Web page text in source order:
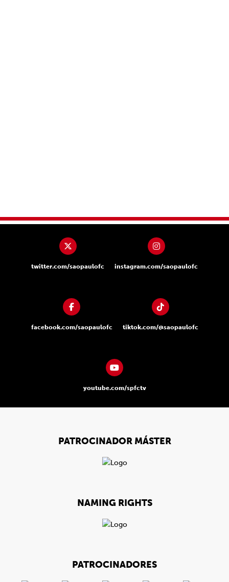
twitter.com/saopaulofc instagram.com/saopaulofc
facebook.com/saopaulofc tiktok.com/@saopaulofc
youtube.com/spfctv
PATROCINADOR MÁSTER
NAMING RIGHTS
PATROCINADORES